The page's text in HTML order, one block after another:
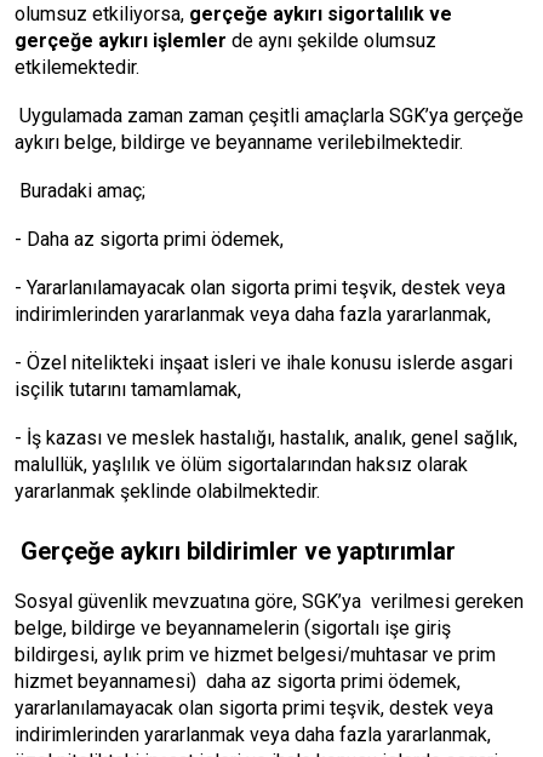
olumsuz etkiliyorsa, gerçeğe aykırı sigortalılık ve
gerçeğe aykırı işlemler de aynı şekilde olumsuz
etkilemektedir.
Uygulamada zaman zaman çeşitli amaçlarla SGK’ya gerçeğe
aykırı belge, bildirge ve beyanname verilebilmektedir.
Buradaki amaç;
- Daha az sigorta primi ödemek,
- Yararlanılamayacak olan sigorta primi teşvik, destek veya
indirimlerinden yararlanmak veya daha fazla yararlanmak,
- Özel nitelikteki inşaat isleri ve ihale konusu islerde asgari
isçilik tutarını tamamlamak,
- İş kazası ve meslek hastalığı, hastalık, analık, genel sağlık,
malullük, yaşlılık ve ölüm sigortalarından haksız olarak
yararlanmak şeklinde olabilmektedir.
Gerçeğe aykırı bildirimler ve yaptırımlar
Sosyal güvenlik mevzuatına göre, SGK’ya verilmesi gereken
belge, bildirge ve beyannamelerin (sigortalı işe giriş
bildirgesi, aylık prim ve hizmet belgesi/muhtasar ve prim
hizmet beyannamesi) daha az sigorta primi ödemek,
yararlanılamayacak olan sigorta primi teşvik, destek veya
indirimlerinden yararlanmak veya daha fazla yararlanmak,